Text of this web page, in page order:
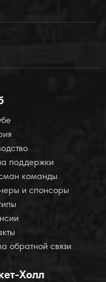
поддержки
команды
и спонсоры
обратной связи
Холл